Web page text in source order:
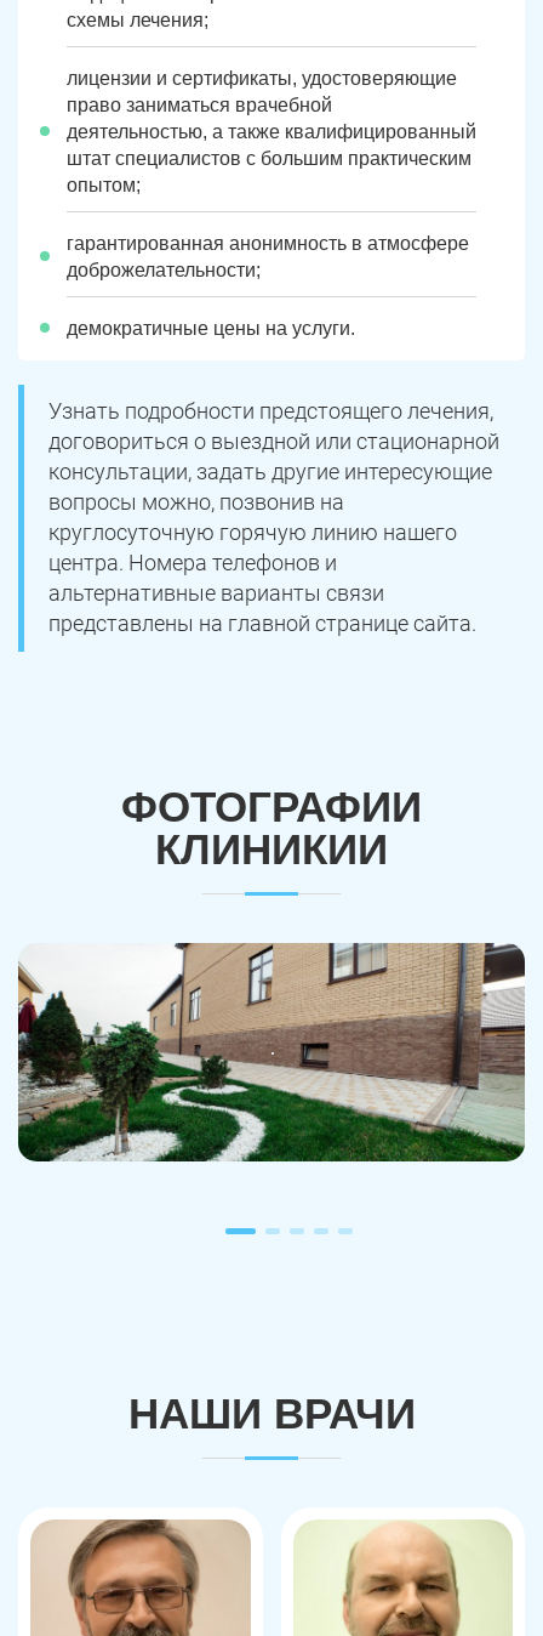
схемы лечения;
лицензии и сертификаты, удостоверяющие
право заниматься врачебной
деятельностью, а также квалифицированный
штат специалистов с большим практическим
опытом;
гарантированная анонимность в атмосфере
доброжелательности;
демократичные цены на услуги.
Узнать подробности предстоящего лечения,
договориться о выездной или стационарной
консультации, задать другие интересующие
вопросы можно, позвонив на
круглосуточную горячую линию нашего
центра. Номера телефонов и
альтернативные варианты связи
представлены на главной странице сайта.
ФОТОГРАФИИ
КЛИНИКИИ
НАШИ ВРАЧИ
Записаться
Я ознакомлен и принимаюусловия работы сайта
Задать вопрос
условия работы сайта
Записаться
Я ознакомлен и принимаюусловия работы сайта
Юрюзань
Зауральский Межозерный
Катав-Ивановск Куса
Пласт Бакал
Усть-Катав
Еманжелинск Карталы
Коркино Кыштым
Южноуральск Сатка
Чебаркуль Снежинск
Троицк Озерск
Записаться
Я ознакомлен и принимаюусловия работы сайта